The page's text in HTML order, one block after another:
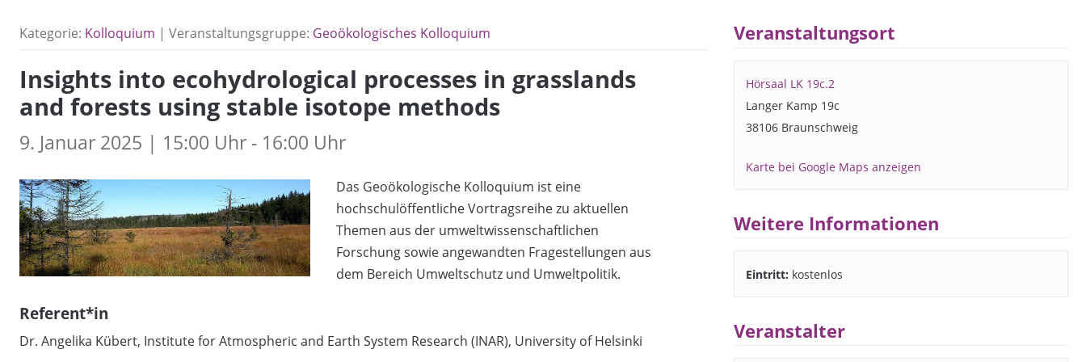
Kategorie: Kolloquium | Veranstaltungsgruppe: Geoökologisches Kolloquium
Insights into ecohydrological processes in grasslands
and forests using stable isotope methods
9. Januar 2025 | 15:00 Uhr - 16:00 Uhr
Das Geoökologische Kolloquium ist eine
hochschulöffentliche Vortragsreihe zu aktuellen
Themen aus der umweltwissenschaftlichen
Forschung sowie angewandten Fragestellungen aus
dem Bereich Umweltschutz und Umweltpolitik.
Referent*in
Dr. Angelika Kübert, Institute for Atmospheric and Earth System Research (INAR), University of Helsinki
Veranstaltungsort
Hörsaal LK 19c.2
Langer Kamp 19c
38106 Braunschweig
Karte bei Google Maps anzeigen
Weitere Informationen
Eintritt: kostenlos
Veranstalter